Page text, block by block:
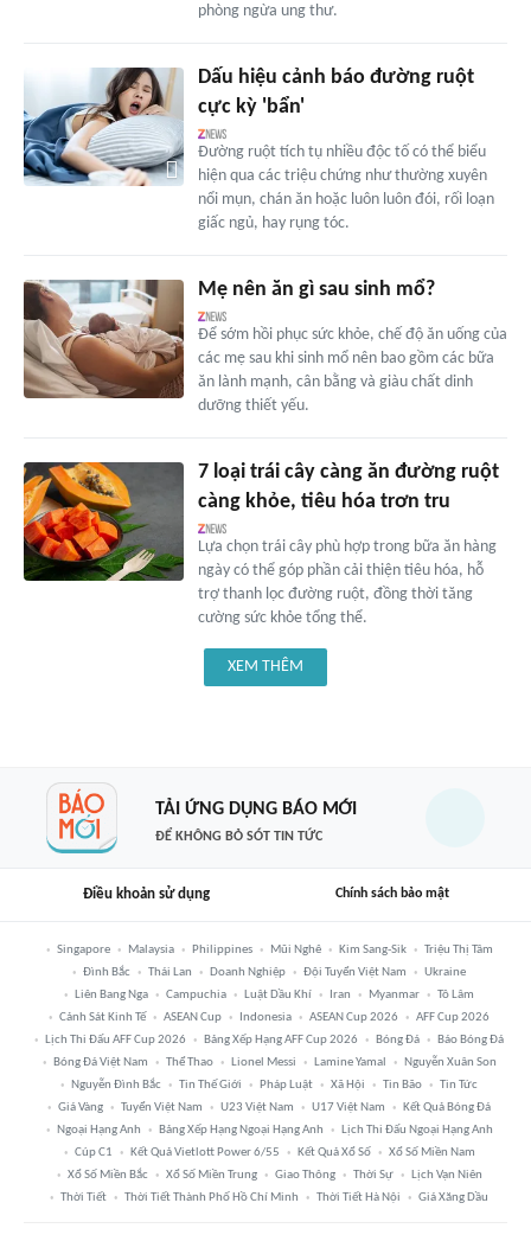
phòng ngừa ung thư.
Dấu hiệu cảnh báo đường ruột
cực kỳ 'bẩn'
Đường ruột tích tụ nhiều độc tố có thể biểu
hiện qua các triệu chứng như thường xuyên
nổi mụn, chán ăn hoặc luôn luôn đói, rối loạn
giấc ngủ, hay rụng tóc.
Mẹ nên ăn gì sau sinh mổ?
Để sớm hồi phục sức khỏe, chế độ ăn uống của
các mẹ sau khi sinh mổ nên bao gồm các bữa
ăn lành mạnh, cân bằng và giàu chất dinh
dưỡng thiết yếu.
7 loại trái cây càng ăn đường ruột
càng khỏe, tiêu hóa trơn tru
Lựa chọn trái cây phù hợp trong bữa ăn hàng
ngày có thể góp phần cải thiện tiêu hóa, hỗ
trợ thanh lọc đường ruột, đồng thời tăng
cường sức khỏe tổng thể.
XEM THÊM
TẢI ỨNG DỤNG BÁO MỚI
ĐỂ KHÔNG BỎ SÓT TIN TỨC
Điều khoản sử dụng Chính sách bảo mật
Singapore Malaysia Philippines Mũi Nghê Kim Sang-Sik
Triệu Thị Tâm
Đình Bắc
Thái Lan Doanh Nghiệp Đội Tuyển Việt Nam
Ukraine
Liên Bang Nga
Campuchia Luật Dầu Khí Iran Myanmar
Tô Lâm
Cảnh Sát Kinh Tế
ASEAN Cup Indonesia ASEAN Cup 2026
AFF Cup 2026
Lịch Thi Đấu AFF Cup 2026
Bảng Xếp Hạng AFF Cup 2026 Bóng Đá
Báo Bóng Đá
Bóng Đá Việt Nam
Thể Thao Lionel Messi Lamine Yamal
Nguyễn Xuân Son
Nguyễn Đình Bắc
Tin Thế Giới Pháp Luật Xã Hội Tin Bão
Tin Tức
Giá Vàng
Tuyển Việt Nam U23 Việt Nam U17 Việt Nam
Kết Quả Bóng Đá
Ngoại Hạng Anh
Bảng Xếp Hạng Ngoại Hạng Anh
Lịch Thi Đấu Ngoại Hạng Anh
Cúp C1
Kết Quả Vietlott Power 6/55 Kết Quả Xổ Số
Xổ Số Miền Nam
Xổ Số Miền Bắc
Xổ Số Miền Trung Giao Thông Thời Sự
Lịch Vạn Niên
Thời Tiết
Thời Tiết Thành Phố Hồ Chí Minh Thời Tiết Hà Nội Giá Xăng Dầu